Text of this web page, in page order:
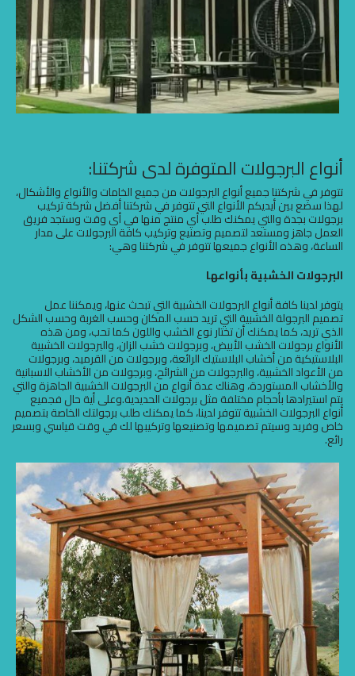
أنواع البرجولات المتوفرة لدى شركتنا:
تتوفر في شركتنا جميع أنواع البرجولات من جميع الخامات والأنواع والأشكال،
لهذا سضع بين أيديكم الأنواع التي تتوفر في شركتنا أفضل شركة تركيب
برجولات بجدة والتي يمكنك طلب أي منتج منها في أي وقت وستجد فريق
العمل جاهز ومستعد لتصميم وتصنيع وتركيب كافة البرجولات على مدار
الساعة، وهذه الأنواع جميعها تتوفر في شركتنا وهي:
البرجولات الخشبية بأنواعها
يتوفر لدينا كافة أنواع البرجولات الخشبية التي تبحث عنها، ويمكننا عمل
تصميم البرجولة الخشبية التي تريد حسب المكان وحسب الغربة وحسب الشكل
الذي تريد، كما يمكنك أن تختار نوع الخشب واللون كما تحب، ومن هذه
الأنواع برجولات الخشب الأبيض، وبرجولات خشب الزان، والبرجولات الخشبية
البلاستيكية من أخشاب البلاستيك الرائعة، وبرجولات من القرميد، وبرجولات
من الأعواد الخشبية، والبرجولات من الشرائح، وبرجولات من الأخشاب الاسبانية
والأخشاب المستوردة، وهناك عدة أنواع من البرجولات الخشبية الجاهزة والتي
يتم استيرادها بأحجام مختلفة مثل برجولات الحديدية.وعلى أية حال فجميع
أنواع البرجولات الخشبية تتوفر لدينا، كما يمكنك طلب برجولتك الخاصة بتصميم
خاص وفريد وسيتم تصميمها وتصنيعها وتركيبها لك في وقت قياسي وبسعر
رائع.